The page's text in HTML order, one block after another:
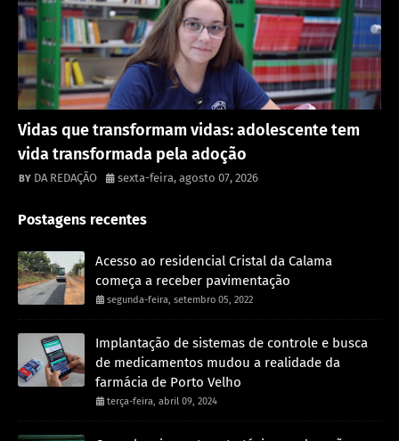
Vidas que transformam vidas: adolescente tem
vida transformada pela adoção
DA REDAÇÃO sexta-feira, agosto 07, 2026
Postagens recentes
Acesso ao residencial Cristal da Calama
começa a receber pavimentação
segunda-feira, setembro 05, 2022
Implantação de sistemas de controle e busca
de medicamentos mudou a realidade da
farmácia de Porto Velho
terça-feira, abril 09, 2024